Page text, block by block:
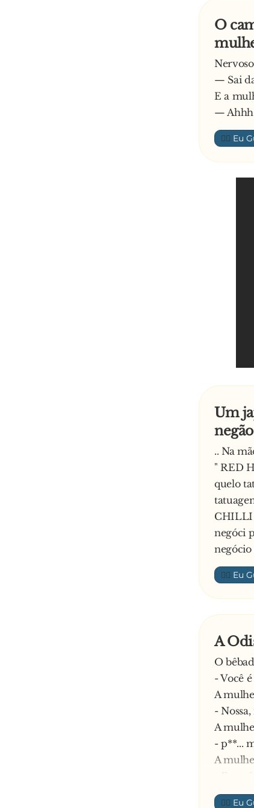
O
— Sai
E a
—
👍🏼
Um
.. Na
" RED
quelo
CHILLI
negóci
negócio
👍🏼
A
O
- Você
A
-
A
- p**...
A
- É,
👍🏼